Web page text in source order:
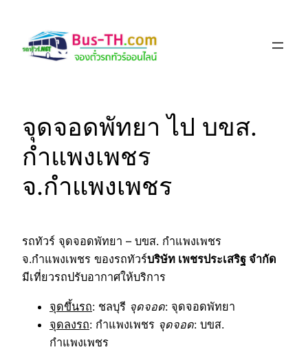
content
จุดจอดพัทยา ไป บขส.
กำแพงเพชร
จ.กำแพงเพชร
รถทัวร์ จุดจอดพัทยา – บขส. กำแพงเพชร
จ.กำแพงเพชร ของรถทัวร์บริษัท เพชรประเสริฐ จำกัด
มีเที่ยวรถปรับอากาศให้บริการ
จุดขึ้นรถ: ชลบุรี จุดจอด: จุดจอดพัทยา
จุดลงรถ: กำแพงเพชร จุดจอด: บขส.
กำแพงเพชร